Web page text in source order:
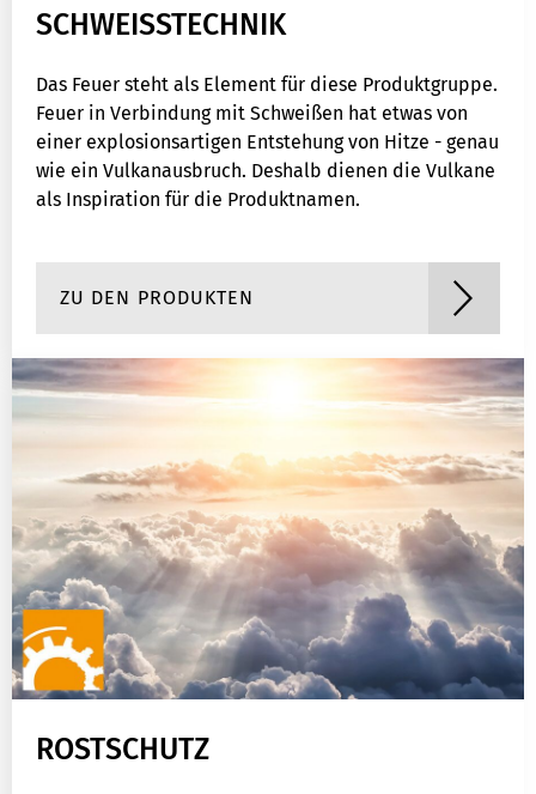
SCHWEISSTECHNIK
Das Feuer steht als Element für diese Produktgruppe.
Feuer in Verbindung mit Schweißen hat etwas von
einer explosionsartigen Entstehung von Hitze - genau
wie ein Vulkanausbruch. Deshalb dienen die Vulkane
als Inspiration für die Produktnamen.
ZU DEN PRODUKTEN
ROSTSCHUTZ